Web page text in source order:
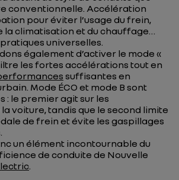
conventionnelle. Accélération
pour éviter l’usage du frein,
la climatisation et du chauffage…
universelles.
également d’activer le mode «
les fortes accélérations tout en
suffisantes en
Mode ÉCO et mode B sont
: le premier agit sur les
voiture, tandis que le second limite
de frein et évite les gaspillages
un élément incontournable du
de conduite de Nouvelle
.